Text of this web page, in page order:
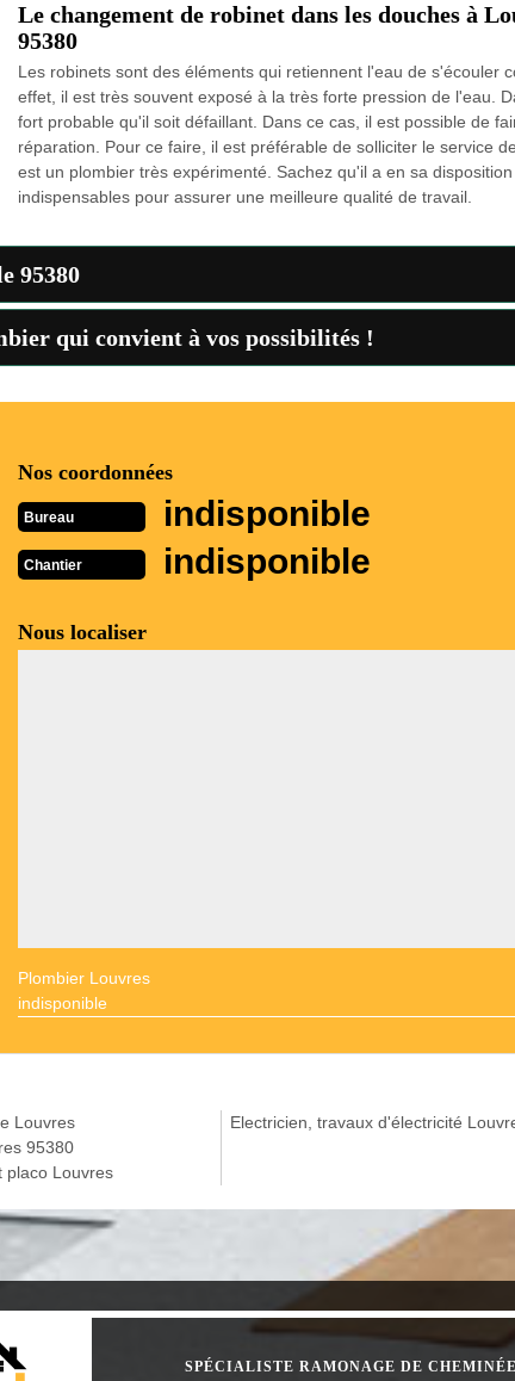
Le changement de robinet dans les douches à
95380
Les robinets sont des éléments qui retiennent l'eau de s'écouler
effet, il est très souvent exposé à la très forte pression de l'eau.
fort probable qu'il soit défaillant. Dans ce cas, il est possible de
réparation. Pour ce faire, il est préférable de solliciter le service
est un plombier très expérimenté. Sachez qu'il a en sa
indispensables pour assurer une meilleure qualité de travail.
95380
qui convient à vos possibilités !
Nos coordonnées
Bureau indisponible
Chantier indisponible
Nous localiser
Plombier Louvres
indisponible
Louvres
95380
placo Louvres
Electricien, travaux d'électricité
SPÉCIALISTE RAMONAGE DE